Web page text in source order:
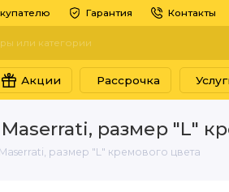
Гарантия Контакты
Акции Рассрочка
размер "L"
размер "L" кремового цвета